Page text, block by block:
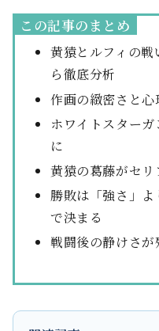
この記事のまとめ
黄猿とルフィの戦
ら徹底分析
作画の緻密さと
ホワイトスター
に
黄猿の葛藤がセ
勝敗は「強さ」
で決まる
戦闘後の静けさ